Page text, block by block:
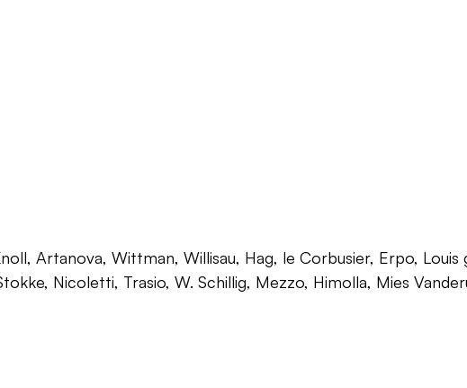
Artanova, Wittman, Willisau, Hag, le Corbusier, Erpo, Louis
Nicoletti, Trasio, W. Schillig, Mezzo, Himolla, Mies